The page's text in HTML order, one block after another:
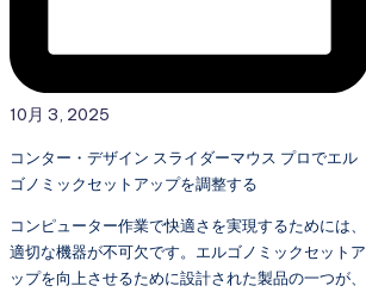
10月 3, 2025
コンター・デザイン スライダーマウス プロでエル
ゴノミックセットアップを調整する
コンピューター作業で快適さを実現するためには、
適切な機器が不可欠です。エルゴノミックセットア
ップを向上させるために設計された製品の一つが、